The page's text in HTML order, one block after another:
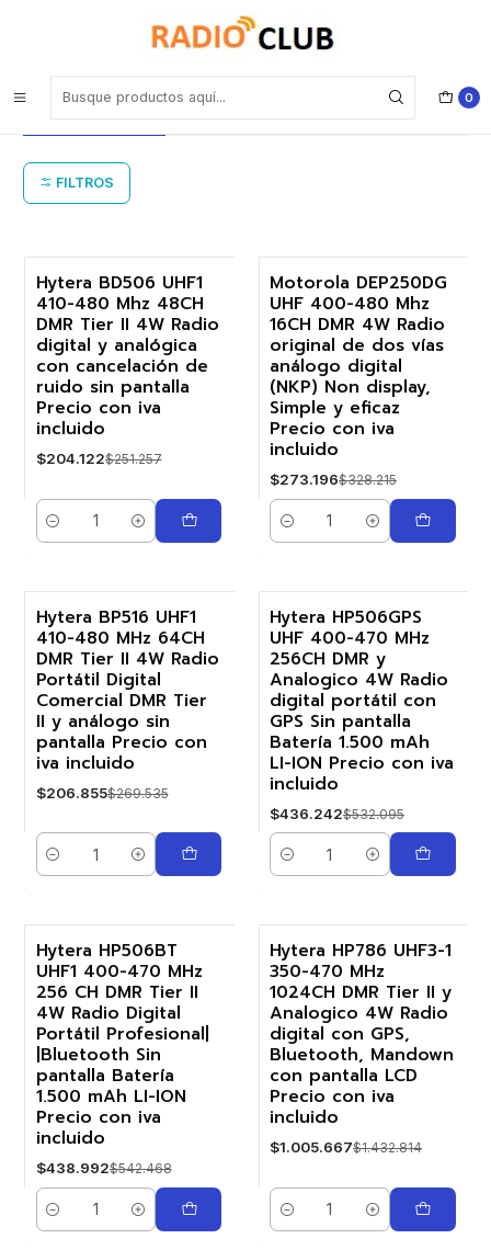
0
Radio portátil DMR UHF1 (400-480 MHz)
Radio portátil DMR UHF1 (400-480
MHz)
FILTROS
-19%
Hytera BD506 UHF1
410-480 Mhz 48CH
DMR Tier II 4W Radio
digital y analógica
con cancelación de
ruido sin pantalla
Precio con iva
incluido
$204.122$251.257
Cantidad
-17%
Motorola DEP250DG
UHF 400-480 Mhz
16CH DMR 4W Radio
original de dos vías
análogo digital
(NKP) Non display,
Simple y eficaz
Precio con iva
incluido
$273.196$328.215
Cantidad
-23%
Hytera BP516 UHF1
410-480 MHz 64CH
DMR Tier II 4W Radio
Portátil Digital
Comercial DMR Tier
II y análogo sin
pantalla Precio con
iva incluido
$206.855$269.535
Cantidad
-18%
Hytera HP506GPS
UHF 400-470 MHz
256CH DMR y
Analogico 4W Radio
digital portátil con
GPS Sin pantalla
Batería 1.500 mAh
LI-ION Precio con iva
incluido
$436.242$532.095
Cantidad
-19%
Hytera HP506BT
UHF1 400-470 MHz
256 CH DMR Tier II
4W Radio Digital
Portátil Profesional|
|Bluetooth Sin
pantalla Batería
1.500 mAh LI-ION
Precio con iva
incluido
$438.992$542.468
Cantidad
-30%
Hytera HP786 UHF3-1
350-470 MHz
1024CH DMR Tier II y
Analogico 4W Radio
digital con GPS,
Bluetooth, Mandown
con pantalla LCD
Precio con iva
incluido
$1.005.667$1.432.814
Cantidad